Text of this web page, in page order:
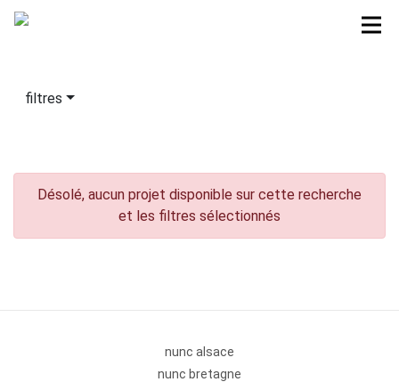
filtres
Désolé, aucun projet disponible sur cette recherche
et les filtres sélectionnés
nunc alsace
nunc bretagne